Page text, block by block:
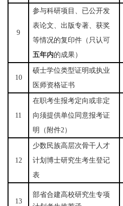
9
参与科研项目、已公开发
表论文、出版专著、获奖
等情况的复印件（只认可
五年内的成果）
10
硕士学位类型证明或执业
医师资格证书
11
在职考生报考定向或非定
向须提供单位同意报考证
明（附件2）
12
少数民族高层次骨干人才
计划博士研究生考生登记
表
13
部省合建高校研究生专项